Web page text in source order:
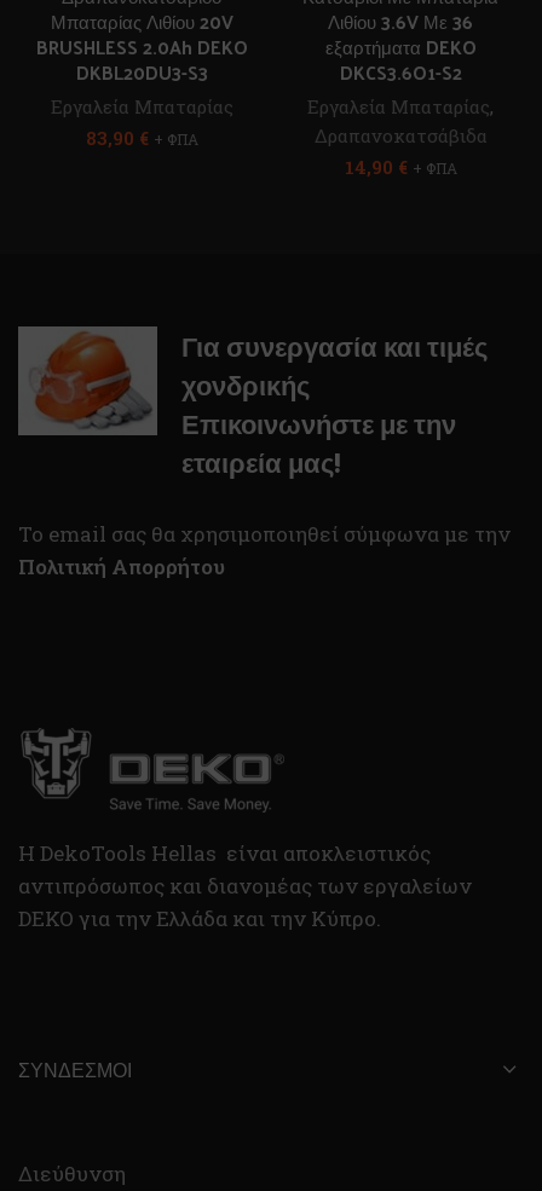
Μπαταρίας Λιθίου 20V
BRUSHLESS 2.0Ah DEKO
DKBL20DU3-S3
Εργαλεία Μπαταρίας
83,90 € + ΦΠΑ
Λιθίου 3.6V Με 36
εξαρτήματα DEKO
DKCS3.6O1-S2
Εργαλεία Μπαταρίας,
Δραπανοκατσάβιδα
14,90 € + ΦΠΑ
Για συνεργασία και τιμές
χονδρικής
Επικοινωνήστε με την
εταιρεία μας!
To email σας θα χρησιμοποιηθεί σύμφωνα με την
Πολιτική Απορρήτου
H DekoTools Hellas είναι αποκλειστικός
αντιπρόσωπος και διανομέας των εργαλείων
DEKO για την Ελλάδα και την Κύπρο.
ΣΎΝΔΕΣΜΟΙ
Διεύθυνση